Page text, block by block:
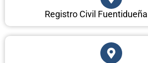
Registro Civil